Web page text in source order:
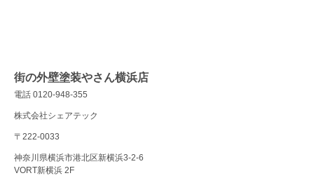
街の外壁塗装やさん横浜店
電話 0120-948-355
株式会社シェアテック
〒222-0033
神奈川県横浜市港北区新横浜3-2-6
VORT新横浜 2F